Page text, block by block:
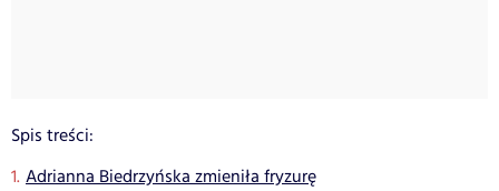
Spis treści:
Adrianna Biedrzyńska zmieniła fryzurę